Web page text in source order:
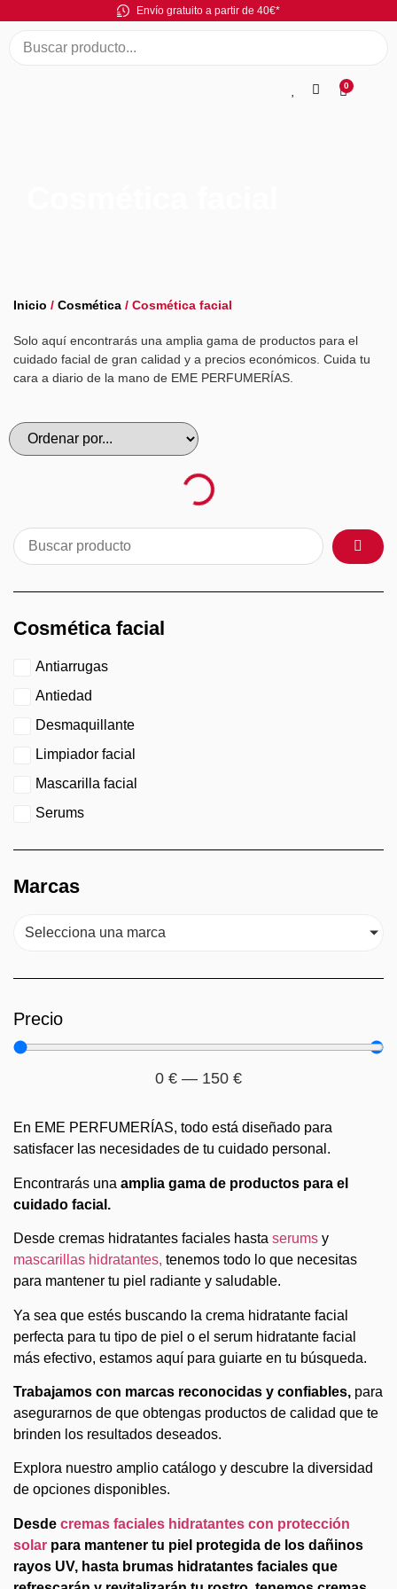
Envío gratuito a partir de 40€*
0
Inicio / Cosmética / Cosmética facial
Solo aquí encontrarás una amplia gama de productos para el
cuidado facial de gran calidad y a precios económicos. Cuida tu
cara a diario de la mano de EME PERFUMERÍAS.
Cosmética facial
Antiarrugas
Antiedad
Desmaquillante
Limpiador facial
Mascarilla facial
Serums
Marcas
Selecciona una marca
Precio
0 € — 150 €
En EME PERFUMERÍAS, todo está diseñado para
satisfacer las necesidades de tu cuidado personal.
Encontrarás una amplia gama de productos para el
cuidado facial.
Desde cremas hidratantes faciales hasta serums y
mascarillas hidratantes, tenemos todo lo que necesitas
para mantener tu piel radiante y saludable.
Ya sea que estés buscando la crema hidratante facial
perfecta para tu tipo de piel o el serum hidratante facial
más efectivo, estamos aquí para guiarte en tu búsqueda.
Trabajamos con marcas reconocidas y confiables, para
asegurarnos de que obtengas productos de calidad que te
brinden los resultados deseados.
Explora nuestro amplio catálogo y descubre la diversidad
de opciones disponibles.
Desde cremas faciales hidratantes con protección
solar para mantener tu piel protegida de los dañinos
rayos UV, hasta brumas hidratantes faciales que